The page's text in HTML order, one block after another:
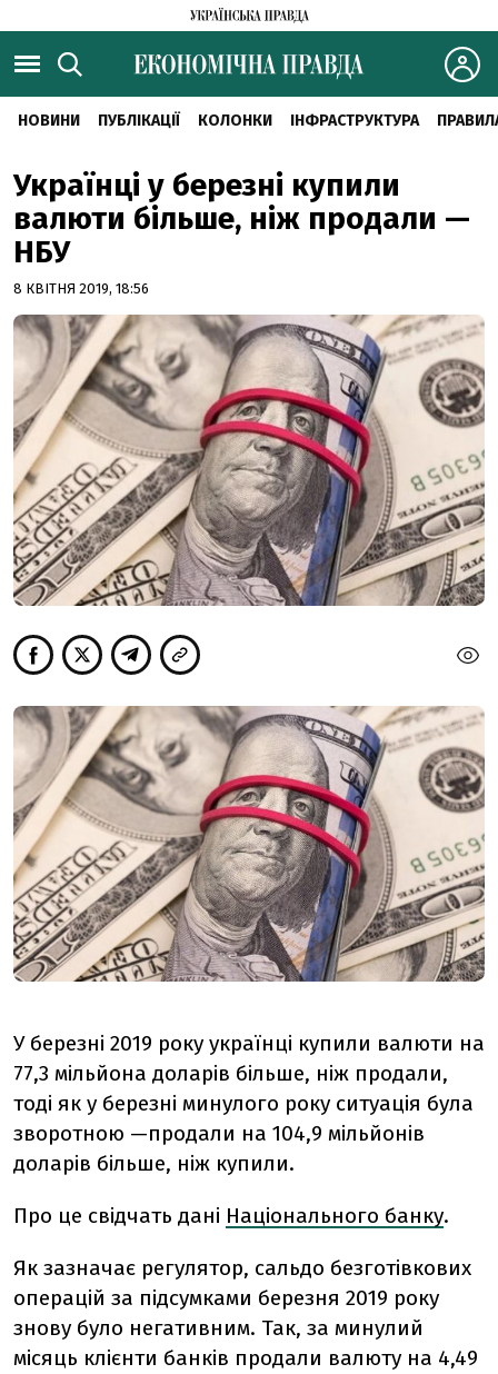
НОВИНИ ПУБЛІКАЦІЇ КОЛОНКИ ІНФРАСТРУКТУРА
Українці у березні купили
валюти більше, ніж продали —
НБУ
8 КВІТНЯ 2019, 18:56
У березні 2019 року українці купили валюти на
77,3 мільйона доларів більше, ніж продали,
тоді як у березні минулого року ситуація була
зворотною —продали на 104,9 мільйонів
доларів більше, ніж купили.
Про це свідчать дані Національного банку.
Як зазначає регулятор, сальдо безготівкових
операцій за підсумками березня 2019 року
знову було негативним. Так, за минулий
місяць клієнти банків продали валюту на 4,49